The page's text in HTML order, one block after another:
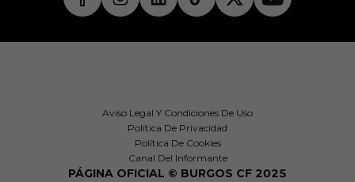
Aviso Legal Y Condiciones De Uso
Política De Privacidad
Política De Cookies
Canal Del Informante
PÁGINA OFICIAL © BURGOS CF 2025